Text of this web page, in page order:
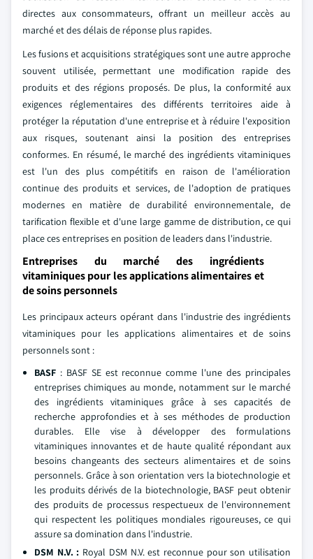
directes aux consommateurs, offrant un meilleur accès au
marché et des délais de réponse plus rapides.
Les fusions et acquisitions stratégiques sont une autre approche
souvent utilisée, permettant une modification rapide des
produits et des régions proposés. De plus, la conformité aux
exigences réglementaires des différents territoires aide à
protéger la réputation d'une entreprise et à réduire l'exposition
aux risques, soutenant ainsi la position des entreprises
conformes. En résumé, le marché des ingrédients vitaminiques
est l'un des plus compétitifs en raison de l'amélioration
continue des produits et services, de l'adoption de pratiques
modernes en matière de durabilité environnementale, de
tarification flexible et d'une large gamme de distribution, ce qui
place ces entreprises en position de leaders dans l'industrie.
Entreprises du marché des ingrédients
vitaminiques pour les applications alimentaires et
de soins personnels
Les principaux acteurs opérant dans l'industrie des ingrédients
vitaminiques pour les applications alimentaires et de soins
personnels sont :
BASF : BASF SE est reconnue comme l'une des principales
entreprises chimiques au monde, notamment sur le marché
des ingrédients vitaminiques grâce à ses capacités de
recherche approfondies et à ses méthodes de production
durables. Elle vise à développer des formulations
vitaminiques innovantes et de haute qualité répondant aux
besoins changeants des secteurs alimentaires et de soins
personnels. Grâce à son orientation vers la biotechnologie et
les produits dérivés de la biotechnologie, BASF peut obtenir
des produits de processus respectueux de l'environnement
qui respectent les politiques mondiales rigoureuses, ce qui
assure sa domination dans l'industrie.
DSM N.V.: Royal DSM N.V. est reconnue pour son utilisation